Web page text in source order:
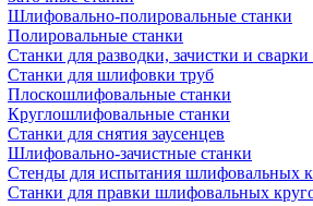
Шлифовально-полировальные станки
Полировальные станки
Станки для разводки, зачистки и сварки
Станки для шлифовки труб
Плоскошлифовальные станки
Круглошлифовальные станки
Станки для снятия заусенцев
Шлифовально-зачистные станки
Стенды для испытания шлифовальных
Станки для правки шлифовальных